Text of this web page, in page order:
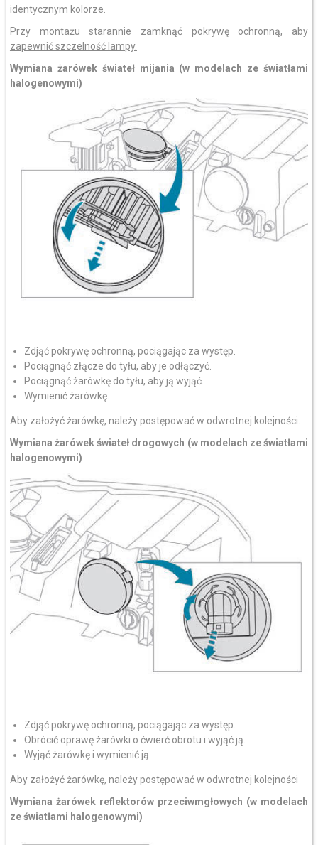
identycznym kolorze.
Przy montażu starannie zamknąć pokrywę ochronną, aby
zapewnić szczelność lampy.
Wymiana żarówek świateł mijania (w modelach ze światłami
halogenowymi)
Zdjąć pokrywę ochronną, pociągając za występ.
Pociągnąć złącze do tyłu, aby je odłączyć.
Pociągnąć żarówkę do tyłu, aby ją wyjąć.
Wymienić żarówkę.
Aby założyć żarówkę, należy postępować w odwrotnej kolejności.
Wymiana żarówek świateł drogowych (w modelach ze światłami
halogenowymi)
Zdjąć pokrywę ochronną, pociągając za występ.
Obrócić oprawę żarówki o ćwierć obrotu i wyjąć ją.
Wyjąć żarówkę i wymienić ją.
Aby założyć żarówkę, należy postępować w odwrotnej kolejności
Wymiana żarówek reflektorów przeciwmgłowych (w modelach
ze światłami halogenowymi)